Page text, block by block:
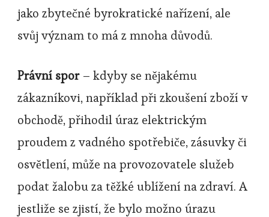
jako zbytečné byrokratické nařízení, ale
svůj význam to má z mnoha důvodů.
Právní spor– kdyby se nějakému
zákazníkovi, například při zkoušení zboží v
obchodě, přihodil úraz elektrickým
proudem z vadného spotřebiče, zásuvky či
osvětlení, může na provozovatele služeb
podat žalobu za těžké ublížení na zdraví. A
jestliže se zjistí, že bylo možno úrazu